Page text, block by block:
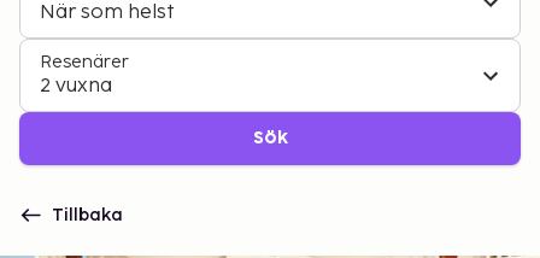
När som helst
Resenärer
2 vuxna
Sök
Tillbaka